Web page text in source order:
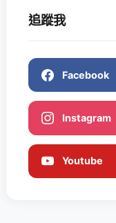
追蹤我
Facebook
Instagram
Youtube